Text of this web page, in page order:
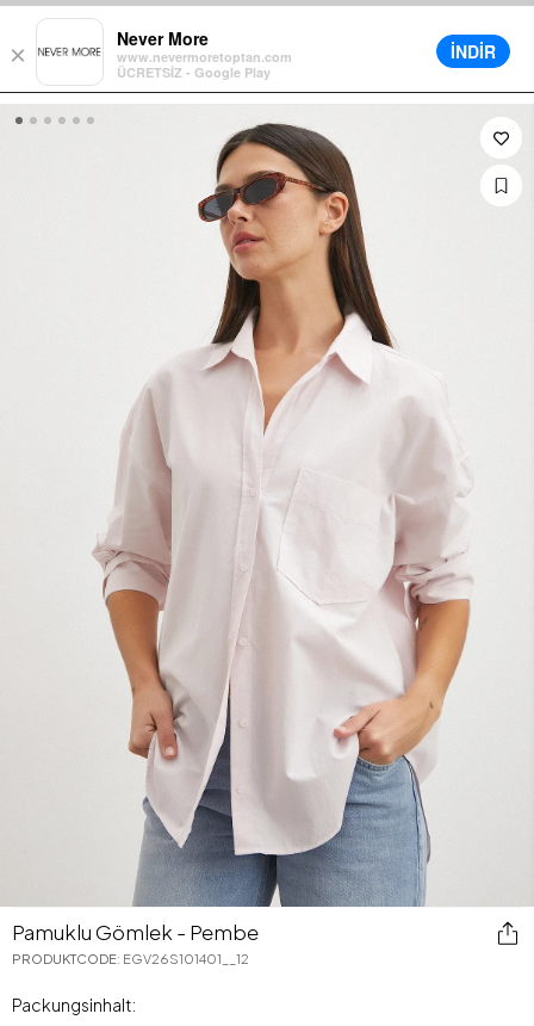
×
Never More
www.nevermoretoptan.com
ÜCRETSİZ - Google Play
İNDİR
für alle Bestellungen
Pamuklu Gömlek - Pembe
PRODUKTCODE: EGV26S101401__12
Packungsinhalt: